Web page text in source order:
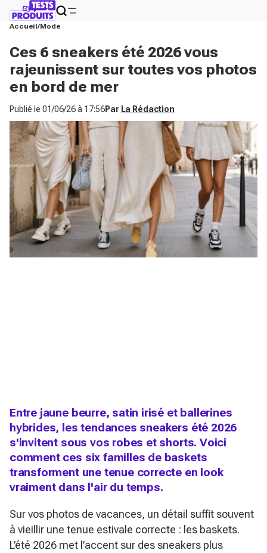
Accueil Mode
Ces 6 sneakers été 2026 vous
rajeunissent sur toutes vos photos
en bord de mer
Publié le 01/06/26 à 17:56Par La Rédaction
Entre jaune beurre, satin irisé et ballerines
hybrides, les tendances sneakers été 2026
s'invitent sous vos robes et shorts. Voici
comment ces six familles de baskets
transforment une tenue correcte en look
vraiment dans l'air du temps.
Sur vos photos de vacances, un détail suffit souvent
à vieillir une tenue estivale correcte : les baskets.
L’été 2026 met l’accent sur des sneakers plus